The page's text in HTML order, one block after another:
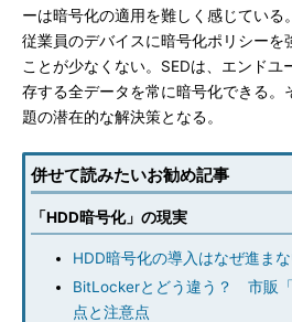
ーは暗号化の適用を難しく感じている
従業員のデバイスに暗号化ポリシーを
ことが少なくない。SEDは、エンドユ
存する全データを常に暗号化できる。
題の潜在的な解決策となる。
併せて読みたいお勧め記事
「HDD暗号化」の現実
HDD暗号化の導入はなぜ進ま
BitLockerとどう違う？ 市販
点と注意点